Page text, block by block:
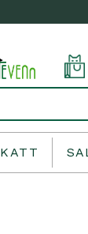
KATT